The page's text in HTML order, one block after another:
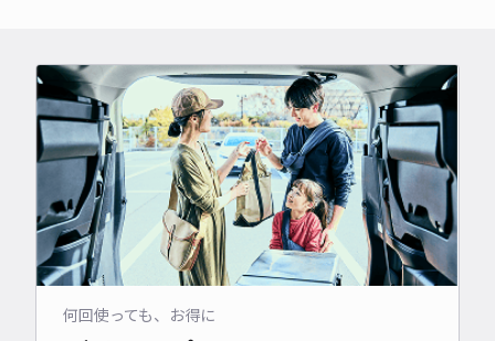
何回使っても、お得に